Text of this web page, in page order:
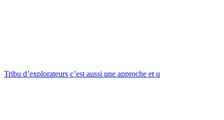
Tribu d’explorateurs c’est aussi une approche et u